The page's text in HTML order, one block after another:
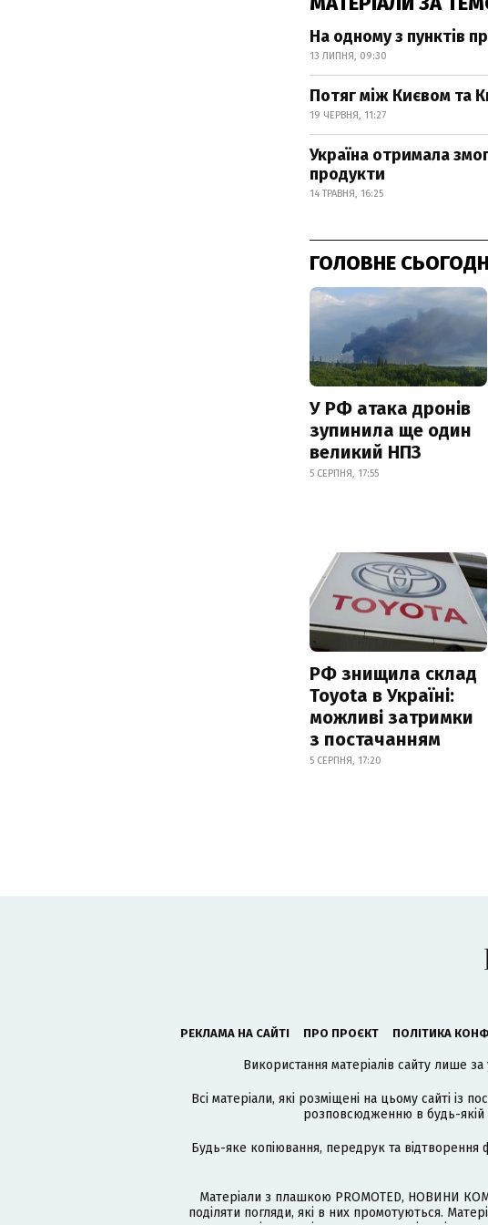
На одному з пунктів
13 ЛИПНЯ, 09:30
Потяг між Києвом та
19 ЧЕРВНЯ, 11:27
Україна отримала
продукти
14 ТРАВНЯ, 16:25
ГОЛОВНЕ
У РФ атака дронів
зупинила ще один
великий НПЗ
5 СЕРПНЯ, 17:55
РФ знищила склад
Toyota в Україні:
можливі затримки
з постачанням
5 СЕРПНЯ, 17:20
РЕКЛАМА НА САЙТІ ПРО ПРОЄКТ ПОЛІТИКА
Використання матеріалів сайту лише
Всі матеріали, які розміщені на цьому сайті із
розповсюдженню в будь-якій
Будь-яке копіювання, передрук та відтворення
Матеріали з плашкою PROMOTED, НОВИНИ
поділяти погляди, які в них промотуються.